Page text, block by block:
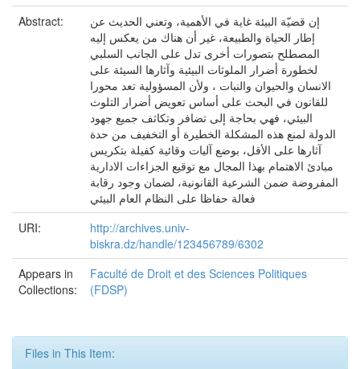
Abstract:
إن قضیّة البیئة غایة في الأهمیة، وتعني الحدیث عن
إطار الحیاة والطبیعة، غیر أن هناك من یعكس إلیه
المصطلح بتصورات أخرى تدل على الجانب السلبي
لخطورة أضرار الملوثات البیئیة وآثارها السیئة على
الانسان والحیوان والنبات ، ولأن المسؤولیة تعد محورا
للقانون في البحث على أساس تعویض أضرار التلوث
البیئي، فهي بحاجة إلى تضافر وتكاثف جمیع جهود
الدولة لمنع هذه المشكلة الخطیرة أو التخفیف من حدة
آثارها على الأقل، بوضع آلیات وقائیة كفیلة بتكریس
مبادئ الاهتمام بهذا المجال مع توقیع الجزاءات الاداریة
المفروضة ضمن الشرعیة القانونیة، لضمان وجود رقابة
فعالة حفاظا على النظام العام البیئي
URI:
http://archives.univ-
biskra.dz/handle/123456789/6302
Appears in
Collections:
Faculté de Droit et des Sciences Politiques
(FDSP)
Files in This Item: